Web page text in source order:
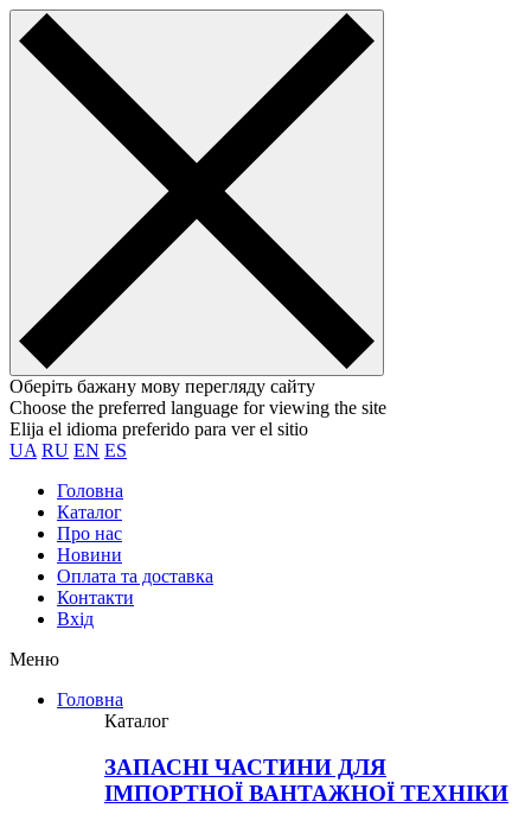
Оберіть бажану мову перегляду сайту
Choose the preferred language for viewing the site
Elija el idioma preferido para ver el sitio
UA RU EN ES
Головна
Каталог
Про нас
Новини
Оплата та доставка
Контакти
Вхiд
Меню
Головна
Каталог
ЗАПАСНІ ЧАСТИНИ ДЛЯ
ІМПОРТНОЇ ВАНТАЖНОЇ ТЕХНІКИ